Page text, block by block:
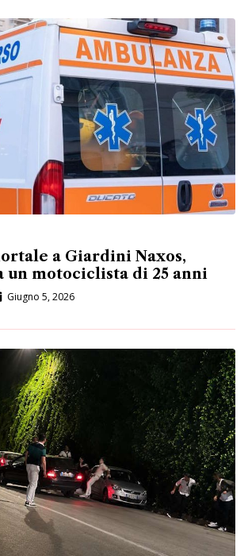
a Giardini Naxos,
un motociclista di 25 anni
Giugno 5, 2026